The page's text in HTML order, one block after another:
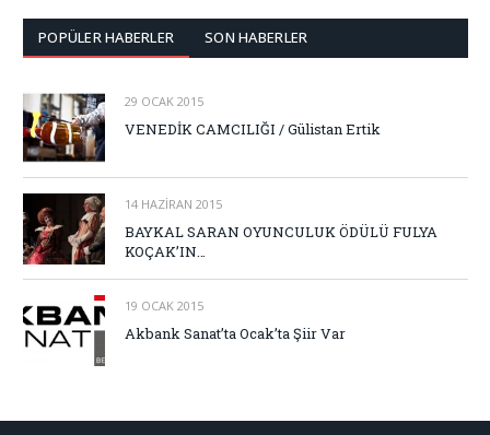
POPÜLER HABERLER SON HABERLER
29 OCAK 2015
VENEDİK CAMCILIĞI / Gülistan Ertik
14 HAZIRAN 2015
BAYKAL SARAN OYUNCULUK ÖDÜLÜ FULYA
KOÇAK’IN…
19 OCAK 2015
Akbank Sanat’ta Ocak’ta Şiir Var